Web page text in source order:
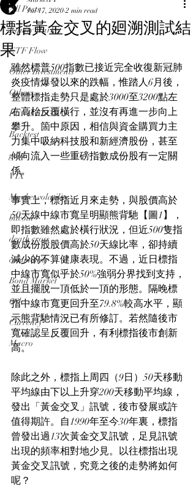
All Posts
Equity Market
ETF Flow
Other Investments
Others
FUND FLOWS
Backtest
gold
VIX
Market volatility
bitcoin
death cross
commodity
Bond Market
Oil
Currency
Macro
標指黃金交叉的廻溯測試結
果
Jul 17, 2020 2 min read
雖然標普500指數已接近完全收復新冠肺
炎疫情爆發以來的跌幅，惟踏人6月後，
整體標指走勢只是處於3000至3200點左
右高枱反覆橫行，並沒有再進一步向上
攀升。箇中原因，相信與資金購買力主
力集中吸納科技股和新經濟股份，甚至
傾向流入一些重磅指數成份股有一定關
係。
事實上，標指近月來走勢，與股價高於
50天線中線市寬呈明顯熊背馳【圖1】，
即指數雖然處於橫行狀況，但近500隻指
數成份股股價高於50天線比率，卻持續
減少的不算健康表現。不過，近日標指
中線市寬似乎於50%強弱分界找到支持，
並且擺脫一頂低於一頂的形態。隔晚標
指中線市寬更回升至79.8%較高水平，顯
示熊背馳情況已有所修訂。若然隨後市
寬確認呈反覆回升，有利標指後市創新
高。
除此之外，標指上周四（9日）50天移動
平均線由下以上升穿200天移動平均線，
發出「黃金交叉」訊號，後市發展或許
值得期許。自1990年至今30年裏，標指
曾發出過13次黃金交叉訊號，足見訊號
出現的頻率相對地少見。以往標指出現
黃金交叉訊號，究竟之後的走勢將如何
呢？